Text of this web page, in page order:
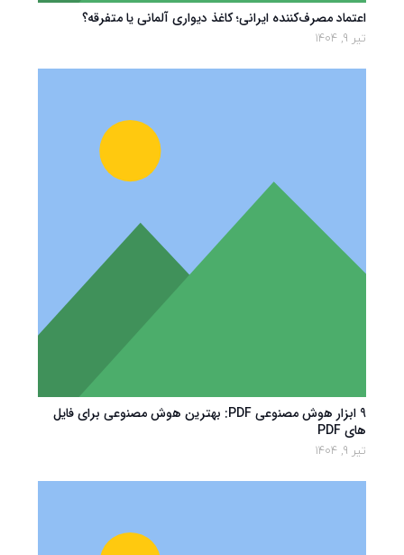
اعتماد مصرف‌کننده ایرانی؛ کاغذ دیواری آلمانی یا متفرقه؟
تیر 9, 1404
9 ابزار هوش مصنوعی PDF: بهترین هوش مصنوعی برای فایل
های PDF
تیر 9, 1404